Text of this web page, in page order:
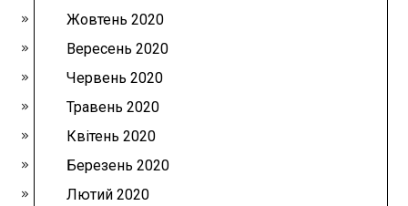
Жовтень 2020
Вересень 2020
Червень 2020
Травень 2020
Квітень 2020
Березень 2020
Лютий 2020